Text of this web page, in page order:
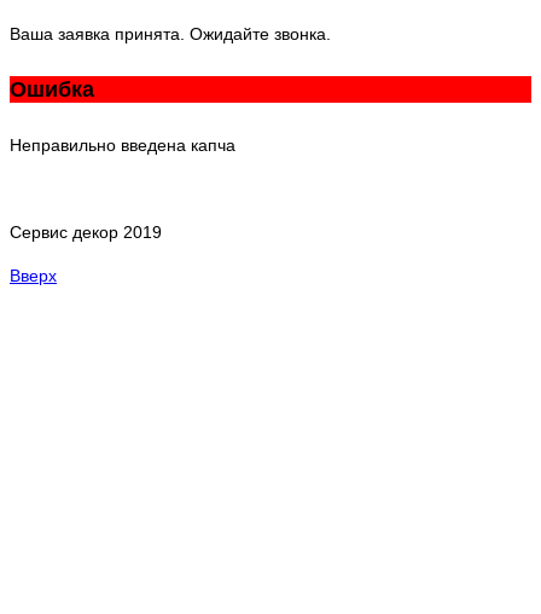
Ваша заявка принята. Ожидайте звонка.
Ошибка
Неправильно введена капча
Сервис декор 2019
Вверх